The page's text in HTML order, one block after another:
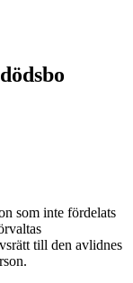
som inte fördelats
till den avlidnes